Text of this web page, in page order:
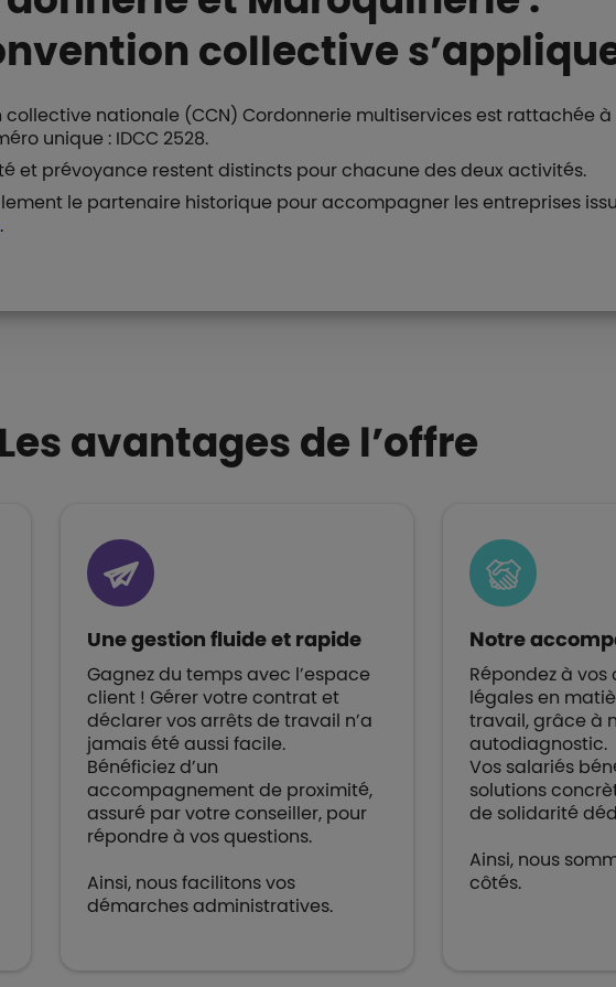
collective
collective nationale (CCN) Cordonnerie multiservices est rattachée à
unique : IDCC 2528.
et prévoyance restent distincts pour chacune des deux activités.
le partenaire historique pour accompagner les entreprises
.
Les avantages de l’offre
Une gestion fluide et rapide
Gagnez du temps avec l’espace
client ! Gérer votre contrat et
déclarer vos arrêts de travail n’a
jamais été aussi facile.
Bénéficiez d’un
accompagnement de proximité,
assuré par votre conseiller, pour
répondre à vos questions.
Ainsi, nous facilitons vos
démarches administratives.
Notre
Répondez à
légales en
travail, grâce à
autodiagnostic.
Vos salariés
solutions
de solidarité
Ainsi, nous
côtés.